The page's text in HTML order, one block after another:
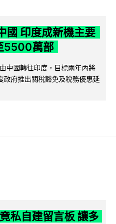
國 印度成新機主要
5500萬部
中國轉往印度，目標兩年內將
政府推出關稅豁免及稅務優惠延
私自建留言板 讓多